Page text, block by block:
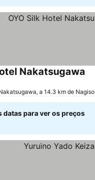
Nakatsugawa
a 14.3 km de Nagiso
datas para ver os preços